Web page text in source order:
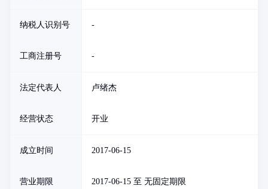
纳税人识别号 -
工商注册号 -
法定代表人 卢绪杰
经营状态 开业
成立时间 2017-06-15
营业期限 2017-06-15 至 无固定期限